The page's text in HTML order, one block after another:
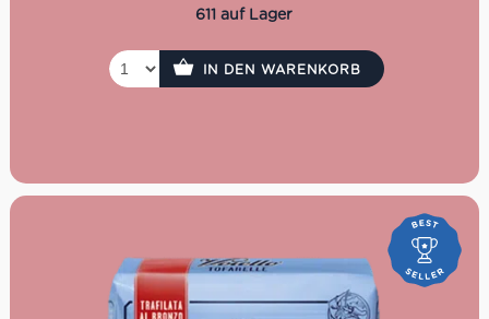
611 auf Lager
IN DEN WARENKORB